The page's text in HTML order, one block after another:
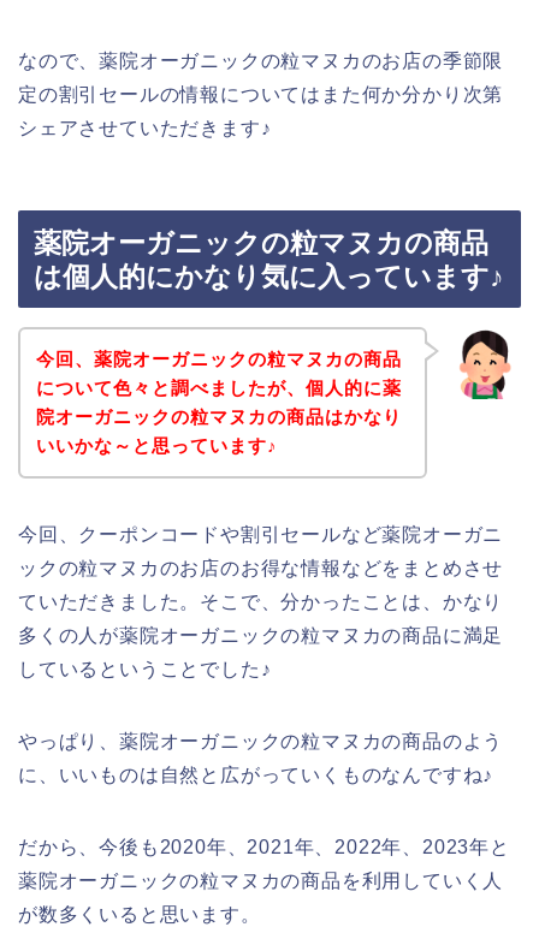
なので、薬院オーガニックの粒マヌカのお店の季節限
定の割引セールの情報についてはまた何か分かり次第
シェアさせていただきます♪
薬院オーガニックの粒マヌカの商品
は個人的にかなり気に入っています♪
今回、薬院オーガニックの粒マヌカの商品
について色々と調べましたが、個人的に薬
院オーガニックの粒マヌカの商品はかなり
いいかな～と思っています♪
今回、クーポンコードや割引セールなど薬院オーガニ
ックの粒マヌカのお店のお得な情報などをまとめさせ
ていただきました。そこで、分かったことは、かなり
多くの人が薬院オーガニックの粒マヌカの商品に満足
しているということでした♪
やっぱり、薬院オーガニックの粒マヌカの商品のよう
に、いいものは自然と広がっていくものなんですね♪
だから、今後も2020年、2021年、2022年、2023年と
薬院オーガニックの粒マヌカの商品を利用していく人
が数多くいると思います。